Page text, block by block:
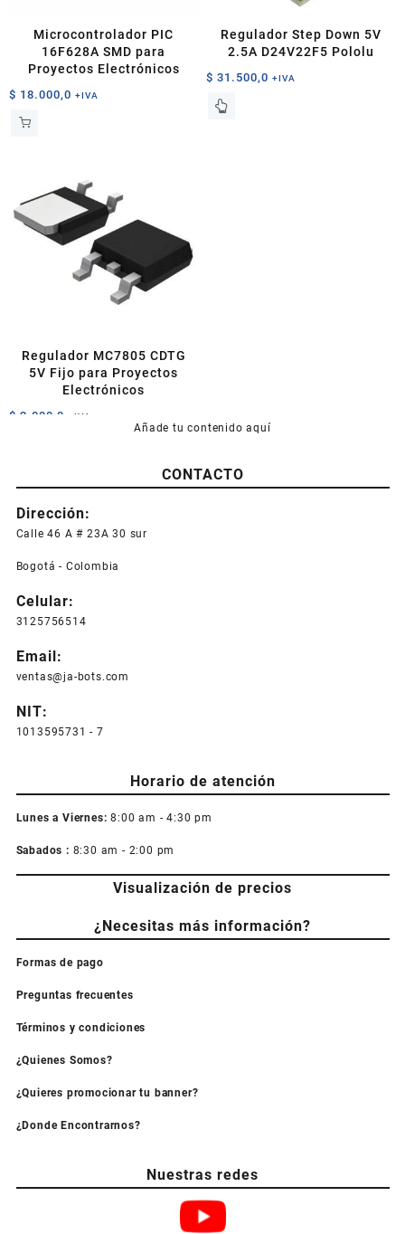
Microcontrolador PIC
16F628A SMD para
Proyectos Electrónicos
$ 18.000,0 +IVA
Regulador Step Down 5V
2.5A D24V22F5 Pololu
$ 31.500,0 +IVA
Regulador MC7805 CDTG
5V Fijo para Proyectos
Electrónicos
$ 2.000,0 +IVA
Añade tu contenido aquí
CONTACTO
Dirección:
Calle 46 A # 23A 30 sur
Bogotá - Colombia
Celular:
3125756514
Email:
ventas@ja-bots.com
NIT:
1013595731 - 7
Horario de atención
Lunes a Viernes: 8:00 am - 4:30 pm
Sabados : 8:30 am - 2:00 pm
Visualización de precios
¿Necesitas más información?
Formas de pago
Preguntas frecuentes
Términos y condiciones
¿Quienes Somos?
¿Quieres promocionar tu banner?
¿Donde Encontrarnos?
Nuestras redes